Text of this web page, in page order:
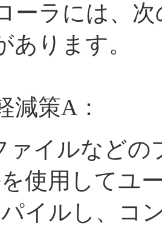
ーラには、
あります。
減策A：
ァイルなど
使用してユ
イルし、コ